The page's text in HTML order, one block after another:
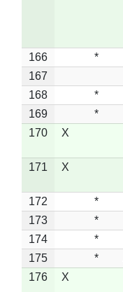
166 *
167
168
*
169
*
170
X
171 X
172 *
173
*
174
*
175
*
176
X